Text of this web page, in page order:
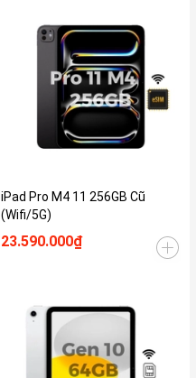
iPad Pro M4 11 256GB Cũ
(Wifi/5G)
23.590.000₫